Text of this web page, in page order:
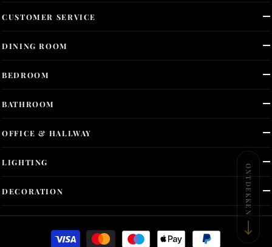
DINING ROOM
BEDROOM
BATHROOM
OFFICE & HALLWAY
LIGHTING
DECORATION
CUSTOMER SERVICE
ONTDEKKEN